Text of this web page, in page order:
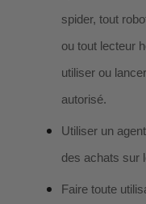
spider, tout
ou tout lecteur
utiliser ou
autorisé.
Utiliser un
des achats sur
Faire toute